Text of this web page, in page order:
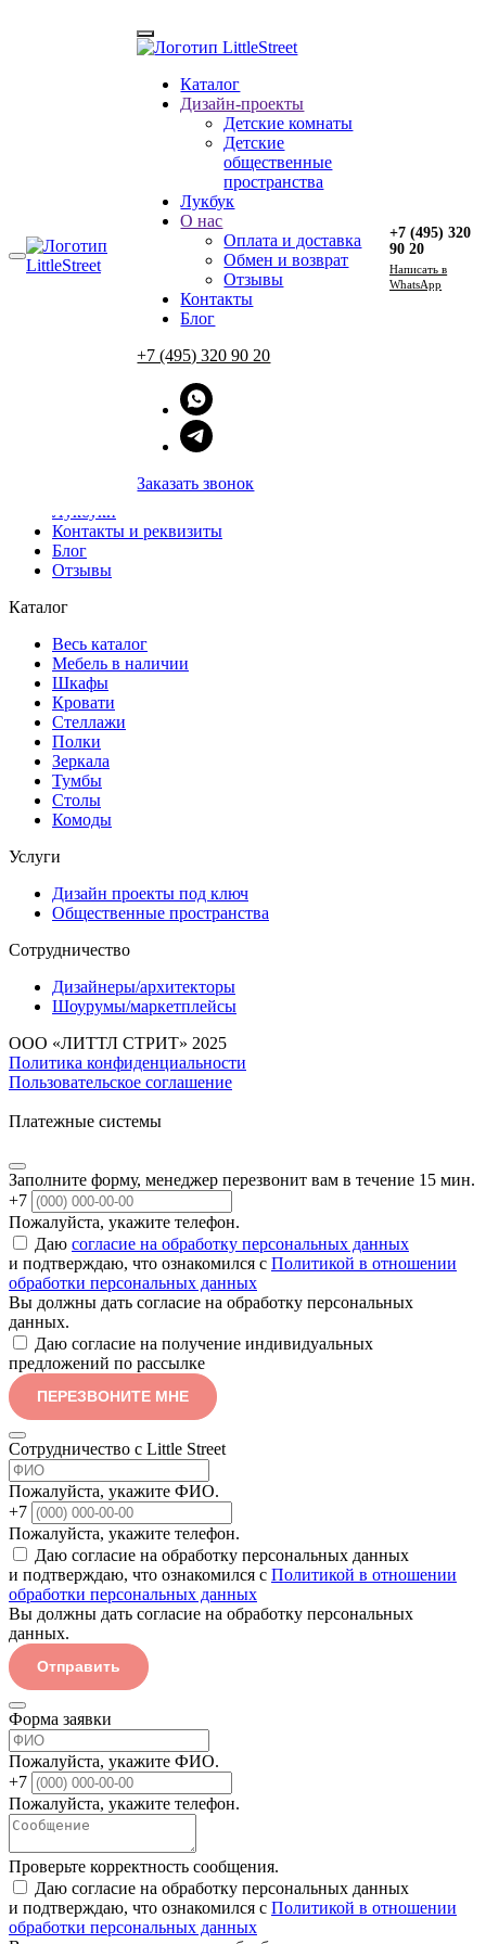
Каталог
Дизайн-проекты
Детские комнаты
Детские
общественные
пространства
Лукбук
О нас
Оплата и доставка
Обмен и возврат
Отзывы
Контакты
Блог
+7 (495) 320 90 20
Заказать звонок
+7 (495) 320
90 20
Напиcать в
WhatsApp
Пн-Пт 10:00—19:00
Перезвоните мне
Доставка и оплата
Лукбуки
Контакты и реквизиты
Блог
Отзывы
Каталог
Весь каталог
Мебель в наличии
Шкафы
Кровати
Стеллажи
Полки
Зеркала
Тумбы
Столы
Комоды
Услуги
Дизайн проекты под ключ
Общественные пространства
Сотрудничество
Дизайнеры/архитекторы
Шоурумы/маркетплейсы
ООО «ЛИТТЛ СТРИТ» 2025
Политика конфиденциальности
Пользовательское соглашение
Платежные системы
Заполните форму, менеджер перезвонит вам в течение 15 мин.
+7
Пожалуйста, укажите телефон.
Даю согласие на обработку персональных данных
и подтверждаю, что ознакомился с Политикой в отношении
обработки персональных данных
Вы должны дать согласие на обработку персональных
данных.
Даю согласие на получение индивидуальных
предложений по рассылке
ПЕРЕЗВОНИТЕ МНЕ
Сотрудничество с Little Street
Пожалуйста, укажите ФИО.
+7
Пожалуйста, укажите телефон.
Даю согласие на обработку персональных данных
и подтверждаю, что ознакомился с Политикой в отношении
обработки персональных данных
Вы должны дать согласие на обработку персональных
данных.
Отправить
Форма заявки
Пожалуйста, укажите ФИО.
+7
Пожалуйста, укажите телефон.
Проверьте корректность сообщения.
Даю согласие на обработку персональных данных
и подтверждаю, что ознакомился с Политикой в отношении
обработки персональных данных